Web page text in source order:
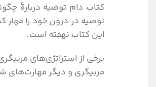
کتاب دام توصیه دربارۀ
توصیه در درون خود را مهار
این کتاب نهفته است.
برخی از استراتژی‌های
مربیگری و دیگر مهارت‌های